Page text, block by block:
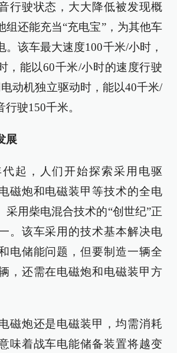
行驶状态，大大降低被发现概
组还能充当“充电宝”，为其他车
。该车最大速度100千米/小时，
，能以60千米/小时的速度行驶
动机独立驱动时，能以40千米/
驶150千米。
展
代起，人们开始探索采用电驱
磁炮和电磁装甲等技术的全电
采用柴电混合技术的“创世纪”正
。该车采用的技术基本解决电
电储能问题，但要制造一辆全
，还需在电磁炮和电磁装甲方
磁炮还是电磁装甲，均需消耗
味着战车电能储备装置将越变